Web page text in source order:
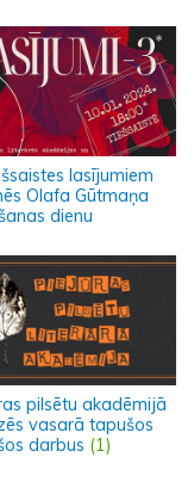
lasījumiem
Olafa Gūtmaņa
dienu
pilsētu akadēmijā
vasarā tapušos
darbus (1)